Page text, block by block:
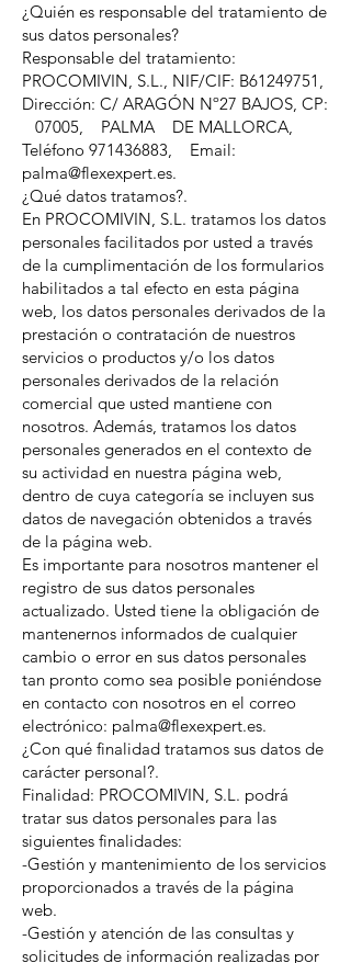
¿Quién es responsable del tratamiento de
sus datos personales?
Responsable del tratamiento:
PROCOMIVIN, S.L., NIF/CIF: B61249751,
Dirección: C/ ARAGÓN Nº27 BAJOS, CP:
07005, PALMA DE MALLORCA,
Teléfono 971436883, Email:
palma@flexexpert.es.
¿Qué datos tratamos?.
En PROCOMIVIN, S.L. tratamos los datos
personales facilitados por usted a través
de la cumplimentación de los formularios
habilitados a tal efecto en esta página
web, los datos personales derivados de la
prestación o contratación de nuestros
servicios o productos y/o los datos
personales derivados de la relación
comercial que usted mantiene con
nosotros. Además, tratamos los datos
personales generados en el contexto de
su actividad en nuestra página web,
dentro de cuya categoría se incluyen sus
datos de navegación obtenidos a través
de la página web.
Es importante para nosotros mantener el
registro de sus datos personales
actualizado. Usted tiene la obligación de
mantenernos informados de cualquier
cambio o error en sus datos personales
tan pronto como sea posible poniéndose
en contacto con nosotros en el correo
electrónico: palma@flexexpert.es.
¿Con qué finalidad tratamos sus datos de
carácter personal?.
Finalidad: PROCOMIVIN, S.L. podrá
tratar sus datos personales para las
siguientes finalidades:
-Gestión y mantenimiento de los servicios
proporcionados a través de la página
web.
-Gestión y atención de las consultas y
solicitudes de información realizadas por